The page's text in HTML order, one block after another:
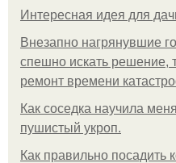
Интересная идея для
Внезапно нагрянувшие
спешно искать решение,
ремонт времени
Как соседка научила
пушистый укроп.
Как правильно посадить